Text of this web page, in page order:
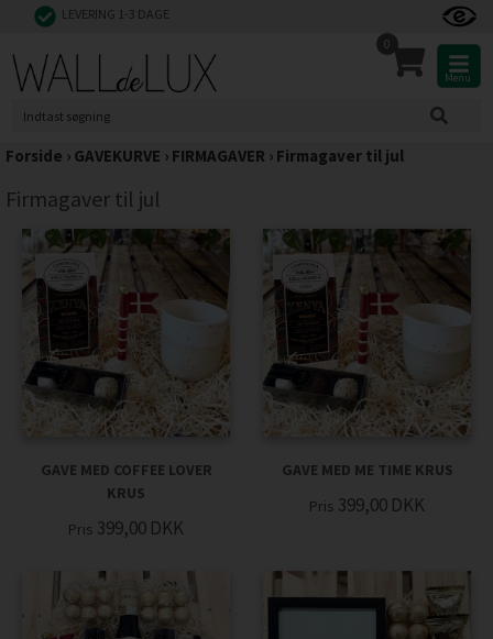
LEVERING 1-3 DAGE
0
Menu
Forside › GAVEKURVE › FIRMAGAVER › Firmagaver til jul
Firmagaver til jul
GAVE MED COFFEE LOVER
KRUS
Pris 399,00 DKK
GAVE MED ME TIME KRUS
Pris 399,00 DKK